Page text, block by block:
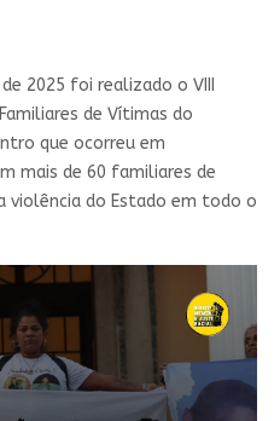
2025 foi realizado o VIII
de Vítimas do
que ocorreu em
mais de 60 familiares de
violência do Estado em todo o